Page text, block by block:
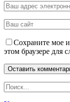
Сохраните мое
этом браузере для